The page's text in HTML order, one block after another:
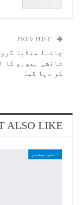
چائنا میڈیا
شانشی بیورو کا
کر دیا گیا
ALSO LIKE
انٹرنیشنل